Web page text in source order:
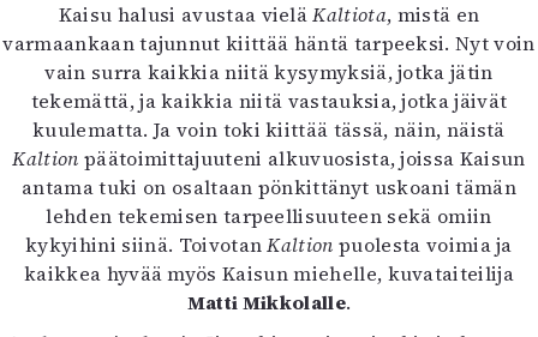
Kaisu halusi avustaa vieläKaltiota, mistä en
varmaankaan tajunnut kiittää häntä tarpeeksi. Nyt voin
vain surra kaikkia niitä kysymyksiä, jotka jätin
tekemättä, ja kaikkia niitä vastauksia, jotka jäivät
kuulematta. Ja voin toki kiittää tässä, näin, näistä
Kaltion päätoimittajuuteni alkuvuosista, joissa Kaisun
antama tuki on osaltaan pönkittänyt uskoani tämän
lehden tekemisen tarpeellisuuteen sekä omiin
kykyihini siinä. ToivotanKaltion puolesta voimia ja
kaikkea hyvää myös Kaisun miehelle, kuvataiteilija
Matti Mikkolalle.